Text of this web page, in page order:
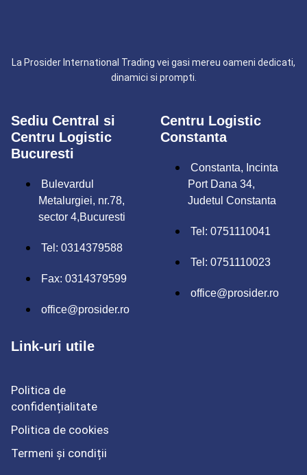
La Prosider International Trading vei gasi mereu oameni dedicati,
dinamici si prompti.
Sediu Central si
Centru Logistic
Bucuresti
Bulevardul
Metalurgiei, nr.78,
sector 4,Bucuresti
Tel: 0314379588
Fax: 0314379599
office@prosider.ro
Centru Logistic
Constanta
Constanta, Incinta
Port Dana 34,
Judetul Constanta
Tel: 0751110041
Tel: 0751110023
office@prosider.ro
Link-uri utile
Politica de
confidențialitate
Politica de cookies
Termeni și condiții